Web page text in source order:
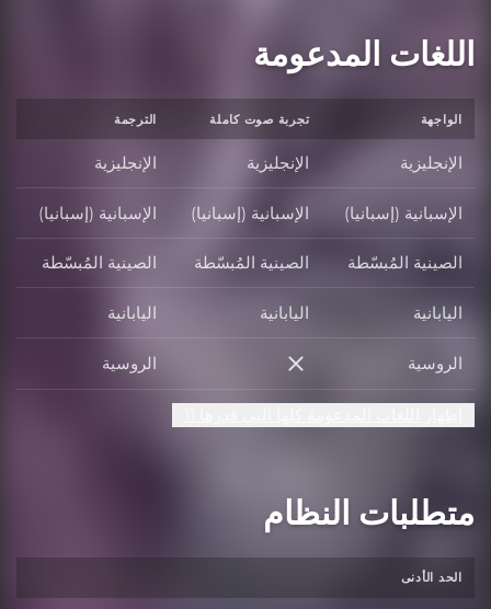
اللغات المدعومة
الواجهة تجربة صوت كاملة الترجمة
الإنجليزية الإنجليزية الإنجليزية
الإسبانية (إسبانيا) الإسبانية (إسبانيا) الإسبانية (إسبانيا)
الصينية المُبسّطة الصينية المُبسّطة الصينية المُبسّطة
اليابانية اليابانية اليابانية
الروسية الروسية الروسية
متطلبات النظام
الحد الأدنى